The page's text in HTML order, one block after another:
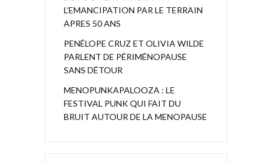
L’EMANCIPATION PAR LE TERRAIN
APRES 50 ANS
PENÉLOPE CRUZ ET OLIVIA WILDE
PARLENT DE PÉRIMÉNOPAUSE
SANS DÉTOUR
MENOPUNKAPALOOZA : LE
FESTIVAL PUNK QUI FAIT DU
BRUIT AUTOUR DE LA MENOPAUSE